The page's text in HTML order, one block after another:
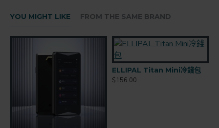
YOU MIGHT LIKE FROM THE SAME BRAND
ELLIPAL Titan Mini冷錢包
$156.00